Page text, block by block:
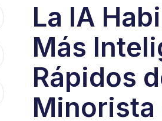
La IA
Más
Rápidos